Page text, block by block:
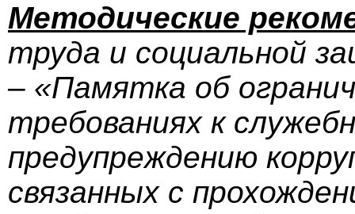
Методические
труда и социальной
– «Памятка об
требованиях к
предупреждению
связанных с